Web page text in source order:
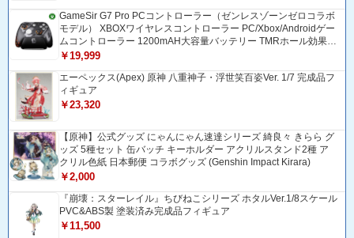
GameSir G7 Pro PCコントローラー（ゼンレスゾーンゼロコラボ
モデル） XBOXワイヤレスコントローラー PC/Xbox/Androidゲー
ムコントローラー 1200mAH大容量バッテリー TMRホール効果ス
ティック 1000Hzポーリングレート ZZZコントローラー 追加ボタ
面ボタンロック付きゲームパッド 光学式マイクロスイッチABXY
ボダン Bluetooth/USBトングル/有線接続 ドリフト防止
￥19,999
エーペックス(Apex) 原神 八重神子・浮世笑百姿Ver. 1/7 完成品フ
ィギュア
￥23,320
【原神】公式グッズ にゃんにゃん速達シリーズ 綺良々 きらら グ
ッズ 5種セット 缶バッチ キーホルダー アクリルスタンド2種 ア
クリル色紙 日本郵便 コラボグッズ (Genshin Impact Kirara)
￥2,000
『崩壊：スターレイル』ちびねこシリーズ ホタルVer.1/8スケール
PVC&ABS製 塗装済み完成品フィギュア
￥11,500